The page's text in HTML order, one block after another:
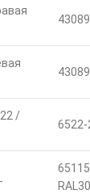
/
6522-